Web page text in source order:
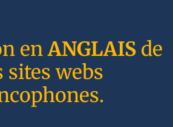
enANGLAIS de
sites webs